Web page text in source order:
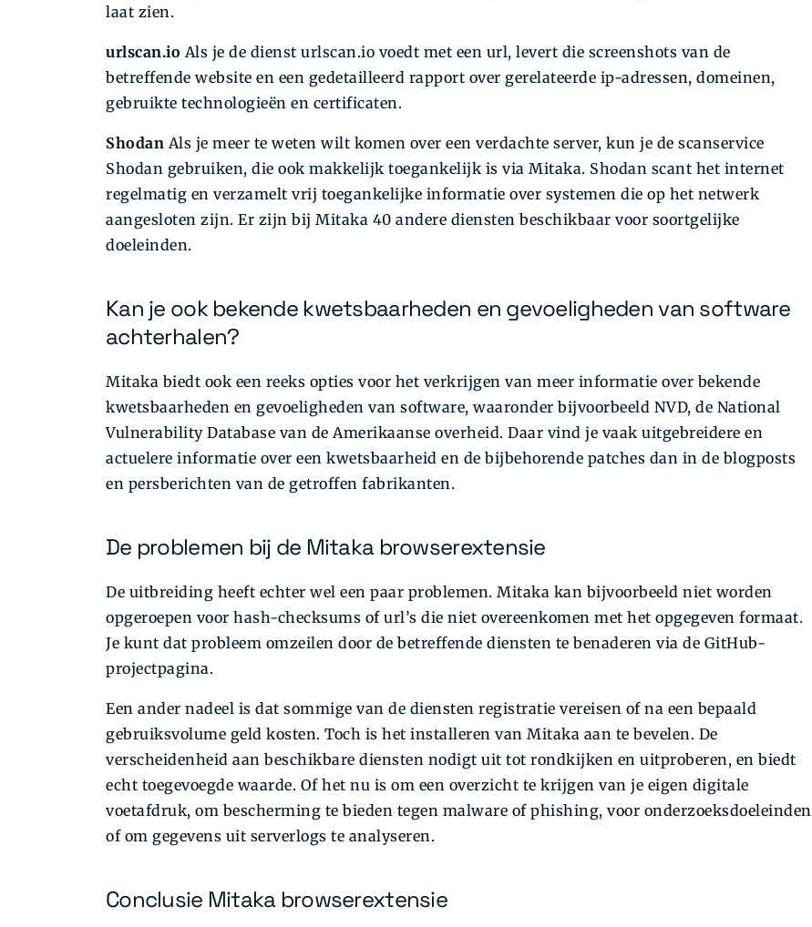
laat zien.
urlscan.io Als je de dienst urlscan.io voedt met een url, levert die screenshots van de
betreffende website en een gedetailleerd rapport over gerelateerde ip-adressen, domeinen,
gebruikte technologieën en certificaten.
Shodan Als je meer te weten wilt komen over een verdachte server, kun je de scanservice
Shodan gebruiken, die ook makkelijk toegankelijk is via Mitaka. Shodan scant het internet
regelmatig en verzamelt vrij toegankelijke informatie over systemen die op het netwerk
aangesloten zijn. Er zijn bij Mitaka 40 andere diensten beschikbaar voor soortgelijke
doeleinden.
Kan je ook bekende kwetsbaarheden en gevoeligheden van software
achterhalen?
Mitaka biedt ook een reeks opties voor het verkrijgen van meer informatie over bekende
kwetsbaarheden en gevoeligheden van software, waaronder bijvoorbeeld NVD, de National
Vulnerability Database van de Amerikaanse overheid. Daar vind je vaak uitgebreidere en
actuelere informatie over een kwetsbaarheid en de bijbehorende patches dan in de blogposts
en persberichten van de getroffen fabrikanten.
De problemen bij de Mitaka browserextensie
De uitbreiding heeft echter wel een paar problemen. Mitaka kan bijvoorbeeld niet worden
opgeroepen voor hash-checksums of url’s die niet overeenkomen met het opgegeven formaat.
Je kunt dat probleem omzeilen door de betreffende diensten te benaderen via de GitHub-
projectpagina.
Een ander nadeel is dat sommige van de diensten registratie vereisen of na een bepaald
gebruiksvolume geld kosten. Toch is het installeren van Mitaka aan te bevelen. De
verscheidenheid aan beschikbare diensten nodigt uit tot rondkijken en uitproberen, en biedt
echt toegevoegde waarde. Of het nu is om een overzicht te krijgen van je eigen digitale
voetafdruk, om bescherming te bieden tegen malware of phishing, voor onderzoeksdoeleinden
of om gegevens uit serverlogs te analyseren.
Conclusie Mitaka browserextensie